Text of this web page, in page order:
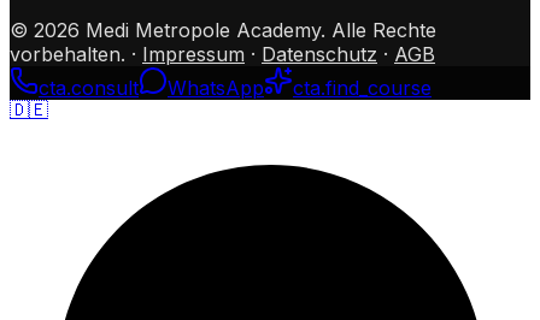
© 2026 Medi Metropole Academy. Alle Rechte
vorbehalten. · Impressum · Datenschutz · AGB
cta.consult
WhatsApp cta.find_course
🇩🇪